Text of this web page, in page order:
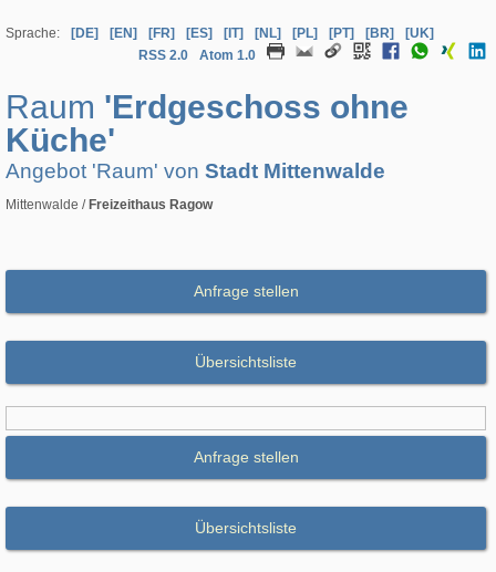
Sprache: [DE] [EN] [FR] [ES] [IT] [NL] [PL] [PT] [BR]
[UK]
RSS 2.0
Atom 1.0
Raum 'Erdgeschoss ohne
Küche'
Angebot 'Raum' von Stadt Mittenwalde
Mittenwalde / Freizeithaus Ragow
Anfrage stellen
Übersichtsliste
Anfrage stellen
Übersichtsliste